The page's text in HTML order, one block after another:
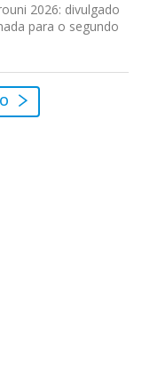
2026: divulgado
para o segundo